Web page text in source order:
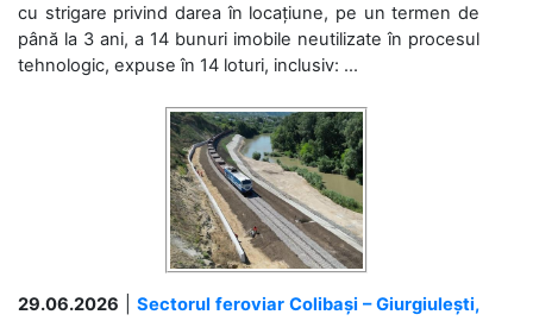
cu strigare privind darea în locațiune, pe un termen de
până la 3 ani, a 14 bunuri imobile neutilizate în procesul
tehnologic, expuse în 14 loturi, inclusiv: ...
29.06.2026
Sectorul feroviar Colibași – Giurgiulești,